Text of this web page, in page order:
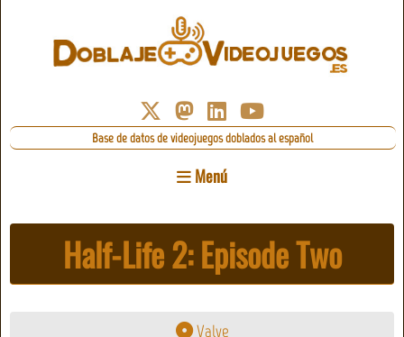
Base de datos de videojuegos doblados al español
Menú
Half-Life 2: Episode Two
Valve